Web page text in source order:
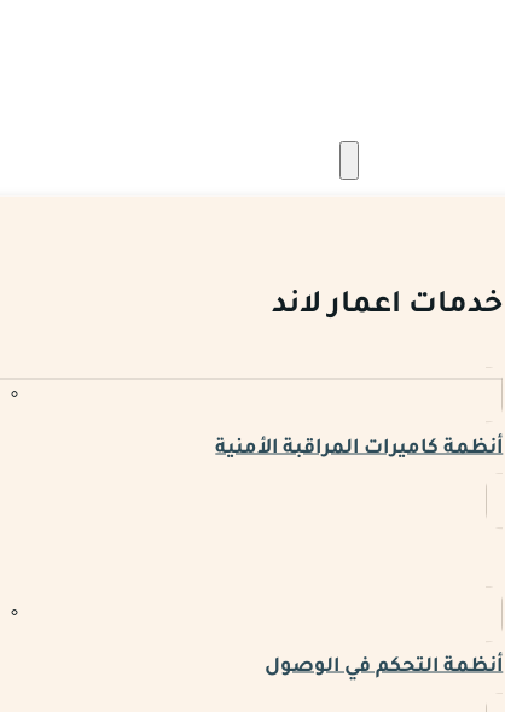
خدمات اعمار لاند
أنظمة كاميرات المراقبة الأمنية
أنظمة التحكم في الوصول